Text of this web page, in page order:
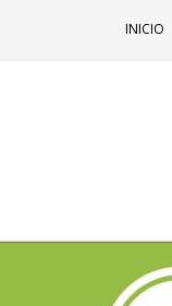
INICIO